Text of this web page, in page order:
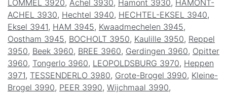
LOMMEL 3920, Achel 3930, Hamont 3930, HAMONT-
ACHEL 3930, Hechtel 3940, HECHTEL-EKSEL 3940,
Eksel 3941, HAM 3945, Kwaadmechelen 3945,
Oostham 3945, BOCHOLT 3950, Kaulille 3950, Reppel
3950, Beek 3960, BREE 3960, Gerdingen 3960, Opitter
3960, Tongerlo 3960, LEOPOLDSBURG 3970, Heppen
3971, TESSENDERLO 3980, Grote-Brogel 3990, Kleine-
Brogel 3990, PEER 3990, Wijchmaal 3990,